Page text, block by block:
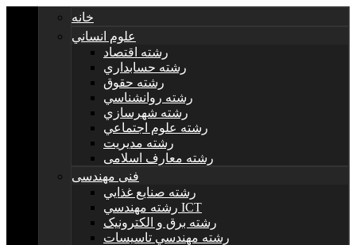
خانه
علوم انساني
رشته اقتصاد
رشته حسابداري
رشته حقوق
رشته روانشناسي
رشته شهرسازي
رشته علوم اجتماعي
رشته مديريت
رشته معارف اسلامی
فنی مهندسی
رشته صنايع غذايي
رشته مهندسي ICT
رشته برق و الکترونيک
رشته مهندسي تاسيسات